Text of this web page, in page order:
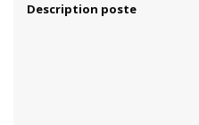
Description poste